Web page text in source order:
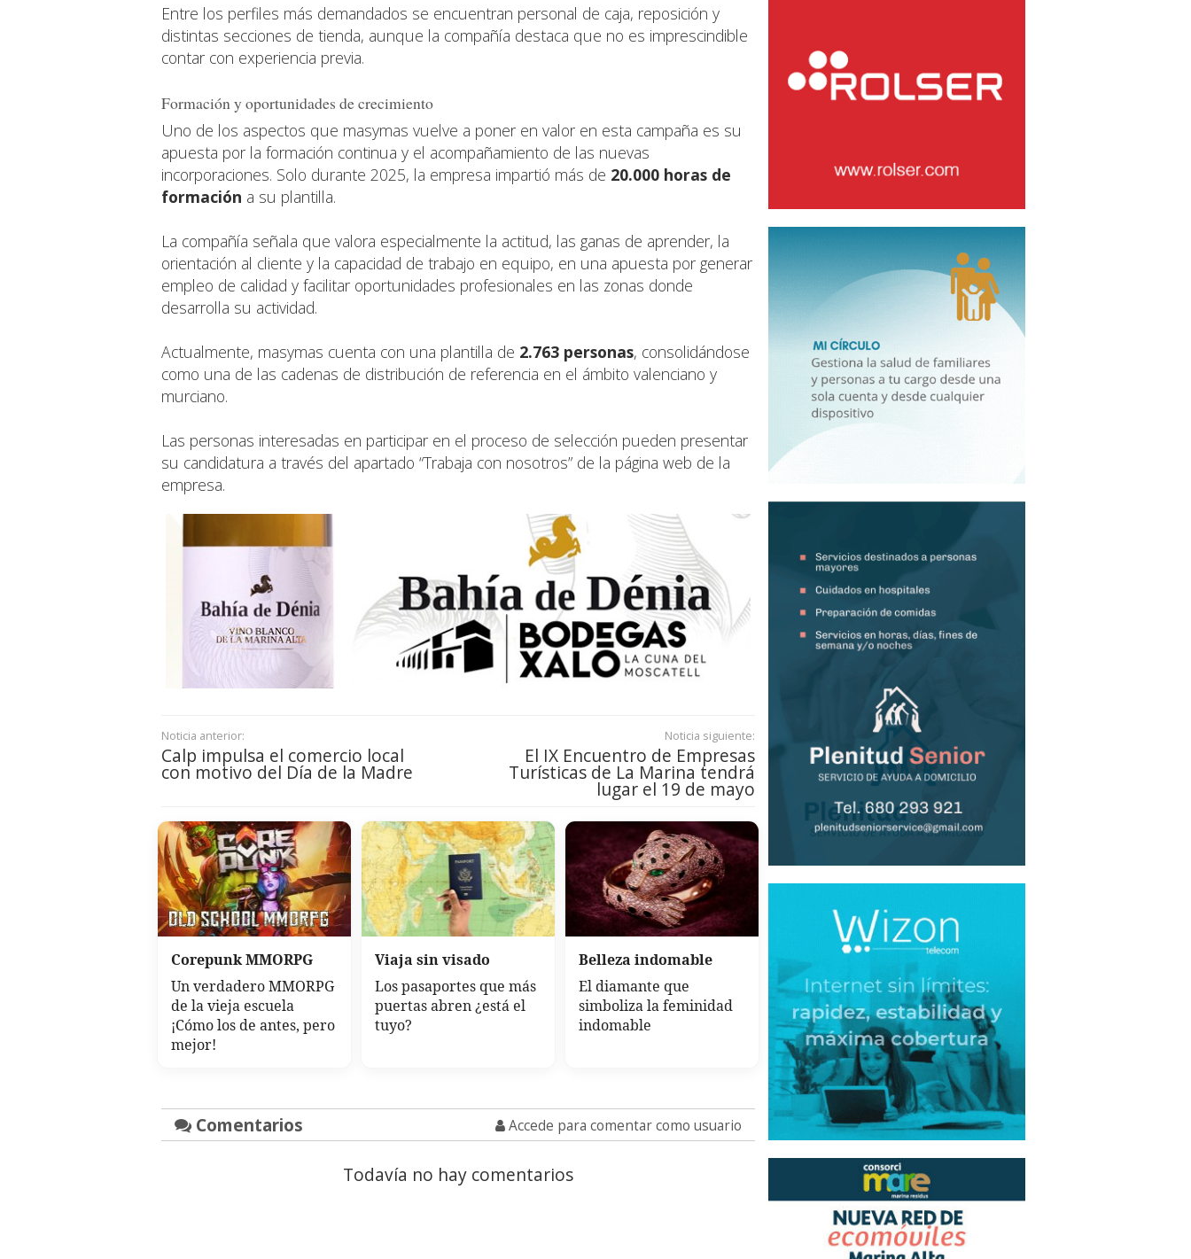
Entre los perfiles más demandados se encuentran personal de caja, reposición y
distintas secciones de tienda, aunque la compañía destaca que no es imprescindible
contar con experiencia previa.
Formación y oportunidades de crecimiento
Uno de los aspectos que masymas vuelve a poner en valor en esta campaña es su
apuesta por la formación continua y el acompañamiento de las nuevas
incorporaciones. Solo durante 2025, la empresa impartió más de 20.000 horas de
formación a su plantilla.
La compañía señala que valora especialmente la actitud, las ganas de aprender, la
orientación al cliente y la capacidad de trabajo en equipo, en una apuesta por generar
empleo de calidad y facilitar oportunidades profesionales en las zonas donde
desarrolla su actividad.
Actualmente, masymas cuenta con una plantilla de 2.763 personas, consolidándose
como una de las cadenas de distribución de referencia en el ámbito valenciano y
murciano.
Las personas interesadas en participar en el proceso de selección pueden presentar
su candidatura a través del apartado “Trabaja con nosotros” de la página web de la
empresa.
Noticia anterior:
Calp impulsa el comercio local
con motivo del Día de la Madre
Noticia siguiente:
El IX Encuentro de Empresas
Turísticas de La Marina tendrá
lugar el 19 de mayo
Corepunk MMORPG
Un verdadero MMORPG
de la vieja escuela
¡Cómo los de antes, pero
mejor!
Viaja sin visado
Los pasaportes que más
puertas abren ¿está el
tuyo?
Belleza indomable
El diamante que
simboliza la feminidad
indomable
Comentarios Accede para comentar como usuario
Todavía no hay comentarios